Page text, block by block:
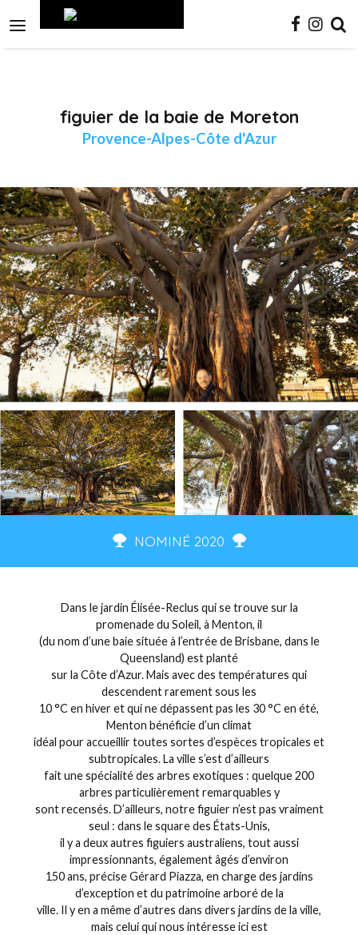
contenu.

figuier de la baie de Moreton
Provence-Alpes-Côte d'Azur
NOMINÉ 2020
Dans le jardin Élisée-Reclus qui se trouve sur la
promenade du Soleil, à Menton, il
(du nom d’une baie située à l’entrée de Brisbane, dans le
Queensland) est planté
sur la Côte d’Azur. Mais avec des températures qui
descendent rarement sous les
10 °C en hiver et qui ne dépassent pas les 30 °C en été,
Menton bénéficie d’un climat
idéal pour accueillir toutes sortes d’espèces tropicales et
subtropicales. La ville s’est d’ailleurs
fait une spécialité des arbres exotiques : quelque 200
arbres particulièrement remarquables y
sont recensés. D’ailleurs, notre figuier n’est pas vraiment
seul : dans le square des États-Unis,
il y a deux autres figuiers australiens, tout aussi
impressionnants, également âgés d’environ
150 ans, précise Gérard Piazza, en charge des jardins
d’exception et du patrimoine arboré de la
ville. Il y en a même d’autres dans divers jardins de la ville,
mais celui qui nous intéresse ici est